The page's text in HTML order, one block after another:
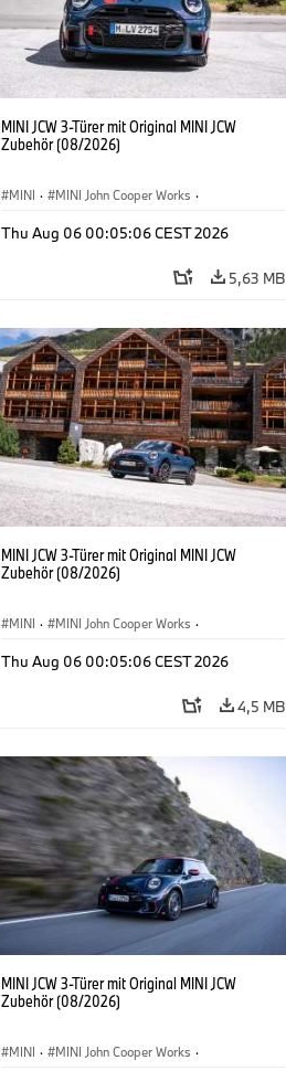
MINI JCW 3-Türer mit Original MINI JCW
Zubehör (08/2026)
MINI · MINI John Cooper Works ·
Sonderausstattungen, Zubehör
Thu Aug 06 00:05:06 CEST 2026
5,63 MB
MINI JCW 3-Türer mit Original MINI JCW
Zubehör (08/2026)
MINI · MINI John Cooper Works ·
Sonderausstattungen, Zubehör
Thu Aug 06 00:05:06 CEST 2026
4,5 MB
MINI JCW 3-Türer mit Original MINI JCW
Zubehör (08/2026)
MINI · MINI John Cooper Works ·